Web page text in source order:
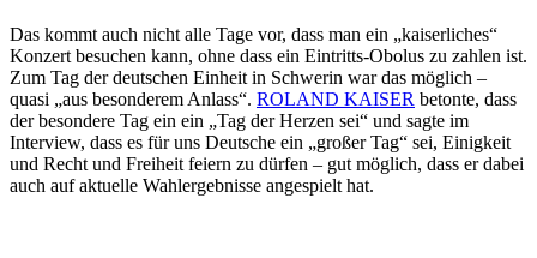
Das kommt auch nicht alle Tage vor, dass man ein „kaiserliches“
Konzert besuchen kann, ohne dass ein Eintritts-Obolus zu zahlen ist.
Zum Tag der deutschen Einheit in Schwerin war das möglich –
quasi „aus besonderem Anlass“. ROLAND KAISER betonte, dass
der besondere Tag ein ein „Tag der Herzen sei“ und sagte im
Interview, dass es für uns Deutsche ein „großer Tag“ sei, Einigkeit
und Recht und Freiheit feiern zu dürfen – gut möglich, dass er dabei
auch auf aktuelle Wahlergebnisse angespielt hat.